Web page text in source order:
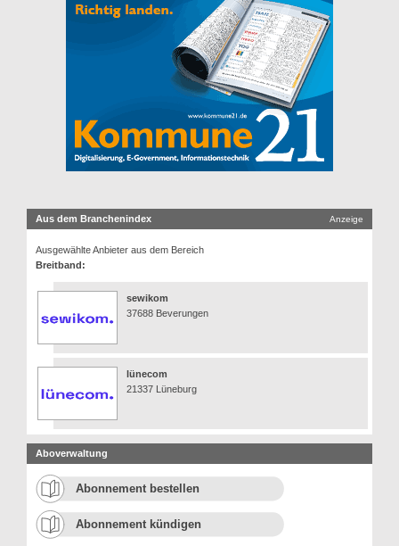
Aus dem Branchenindex Anzeige
Ausgewählte Anbieter aus dem Bereich
Breitband:
sewikom
37688 Beverungen
lünecom
21337 Lüneburg
Aboverwaltung
Abonnement bestellen
Abonnement kündigen